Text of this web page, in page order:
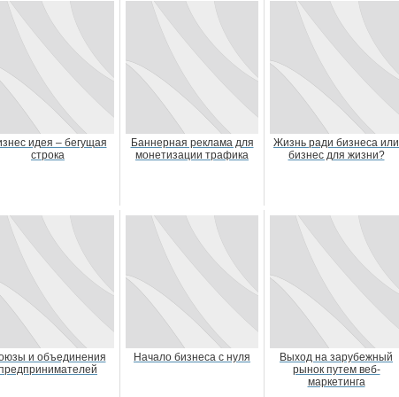
идея – бегущая
строка
Баннерная реклама для
монетизации трафика
Жизнь ради бизнеса или
бизнес для жизни?
и объединения
Начало бизнеса с нуля
Выход на зарубежный
рынок путем веб-
маркетинга